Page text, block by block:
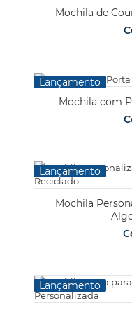
Mochila de
Lançamento
Mochila com
Lançamento
Mochila
Lançamento